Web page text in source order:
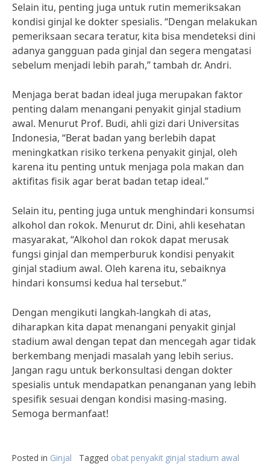
Selain itu, penting juga untuk rutin memeriksakan
kondisi ginjal ke dokter spesialis. “Dengan melakukan
pemeriksaan secara teratur, kita bisa mendeteksi dini
adanya gangguan pada ginjal dan segera mengatasi
sebelum menjadi lebih parah,” tambah dr. Andri.
Menjaga berat badan ideal juga merupakan faktor
penting dalam menangani penyakit ginjal stadium
awal. Menurut Prof. Budi, ahli gizi dari Universitas
Indonesia, “Berat badan yang berlebih dapat
meningkatkan risiko terkena penyakit ginjal, oleh
karena itu penting untuk menjaga pola makan dan
aktifitas fisik agar berat badan tetap ideal.”
Selain itu, penting juga untuk menghindari konsumsi
alkohol dan rokok. Menurut dr. Dini, ahli kesehatan
masyarakat, “Alkohol dan rokok dapat merusak
fungsi ginjal dan memperburuk kondisi penyakit
ginjal stadium awal. Oleh karena itu, sebaiknya
hindari konsumsi kedua hal tersebut.”
Dengan mengikuti langkah-langkah di atas,
diharapkan kita dapat menangani penyakit ginjal
stadium awal dengan tepat dan mencegah agar tidak
berkembang menjadi masalah yang lebih serius.
Jangan ragu untuk berkonsultasi dengan dokter
spesialis untuk mendapatkan penanganan yang lebih
spesifik sesuai dengan kondisi masing-masing.
Semoga bermanfaat!
Posted in Ginjal Tagged obat penyakit ginjal stadium awal